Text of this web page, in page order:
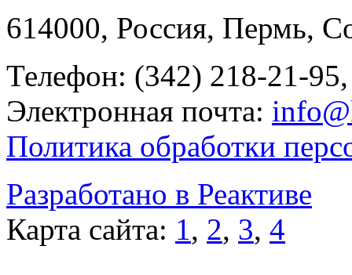
614000, Россия, Пермь,
Телефон: (342) 218-21-
Электронная почта:
Политика обработки
Разработано в Реактиве
Карта сайта: 1, 2, 3, 4